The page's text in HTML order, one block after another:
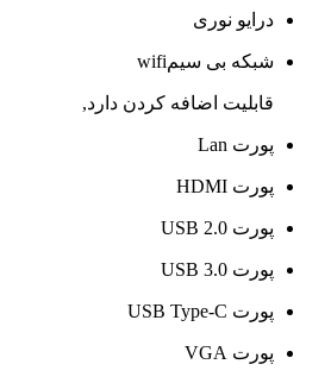
درایو نوری
شبکه بی سیمwifi
قابلیت اضافه کردن دارد,
پورت Lan
پورت HDMI
پورت USB 2.0
پورت USB 3.0
پورت USB Type-C
پورت VGA